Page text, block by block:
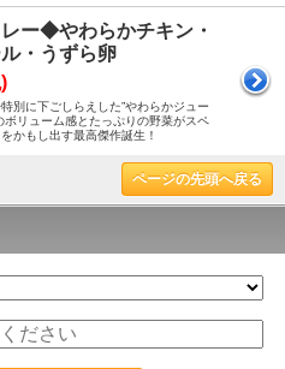
ー◆やわらかチキン・
・うずら卵
別に下ごしらえした”やわらかジュー
ボリューム感とたっぷりの野菜がスペ
かもし出す最高傑作誕生！
ページの先頭へ戻る